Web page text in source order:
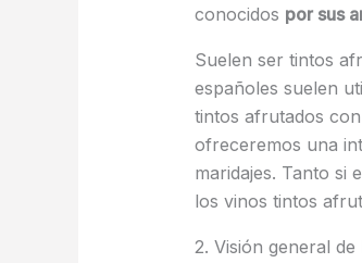
conocidos por sus
Suelen ser tintos
españoles suelen
tintos afrutados
ofreceremos una
maridajes. Tanto si
los vinos tintos
2. Visión general